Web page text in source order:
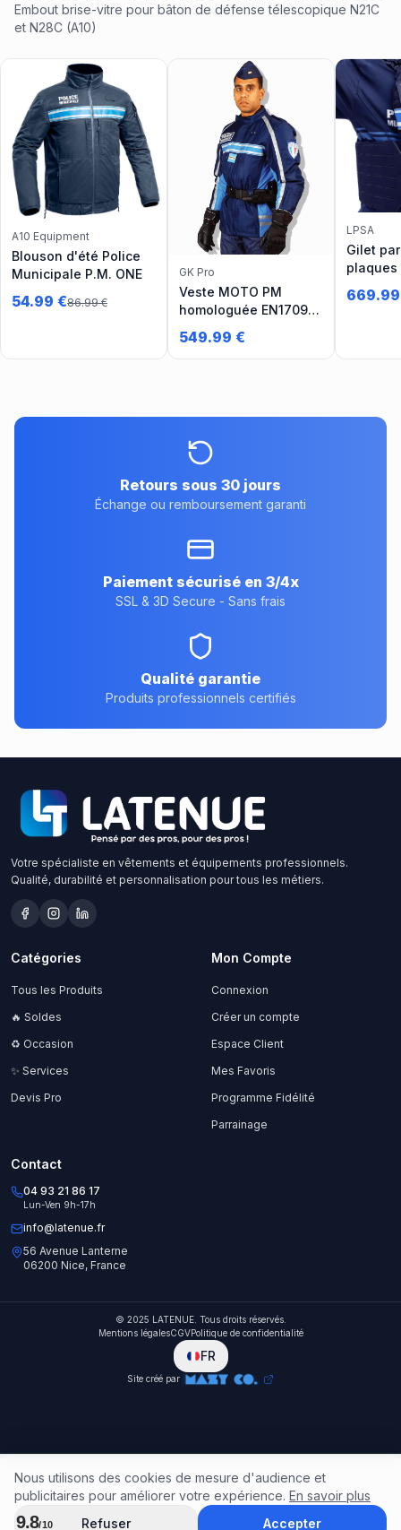
Nous utilisons des cookies de mesure d'audience et
publicitaires pour améliorer votre expérience. En savoir plus
Refuser
Accepter
Embout brise-vitre pour bâton de défense télescopique N21C
et N28C (A10)
A10 Equipment
Blouson d'été Police
Municipale P.M. ONE
54.99 €86.99€
GK Pro
Veste MOTO PM
homologuée EN17092-
549.99 €
LPSA
Gilet
plaques
669.99
Retours sous 30 jours
Échange ou remboursement garanti
Paiement sécurisé en 3/4x
SSL & 3D Secure - Sans frais
Qualité garantie
Produits professionnels certifiés
Votre spécialiste en vêtements et équipements professionnels.
Qualité, durabilité et personnalisation pour tous les métiers.
Catégories
Tous les Produits
🔥 Soldes
♻️ Occasion
✨ Services
Devis Pro
Mon Compte
Connexion
Créer un compte
Espace Client
Mes Favoris
Programme Fidélité
Parrainage
Contact
04 93 21 86 17
Lun-Ven 9h-17h
info@latenue.fr
56 Avenue Lanterne
06200 Nice, France
© 2025 LATENUE. Tous droits réservés.
Mentions légalesCGVPolitique de confidentialité
FR
Site créé par
9.8/10